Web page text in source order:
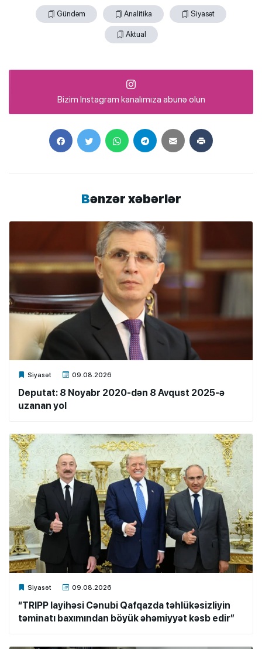
Gündəm Analitika Siyasət
Aktual
Bizim Instagram kanalımıza abunə olun
Bənzər xəbərlər
Siyasət 09.08.2026
Xalq.Online
Deputat: 8 Noyabr 2020-dən 8 Avqust 2025-ə
uzanan yol
Siyasət 09.08.2026
Xalq.Online
“TRIPP layihəsi Cənubi Qafqazda təhlükəsizliyin
təminatı baxımından böyük əhəmiyyət kəsb edir”